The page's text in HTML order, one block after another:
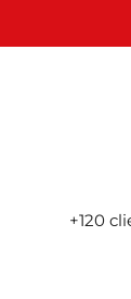
+120